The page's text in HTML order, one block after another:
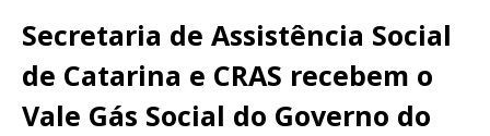
Secretaria de Assistência Social
de Catarina e CRAS recebem o
Vale Gás Social do Governo do